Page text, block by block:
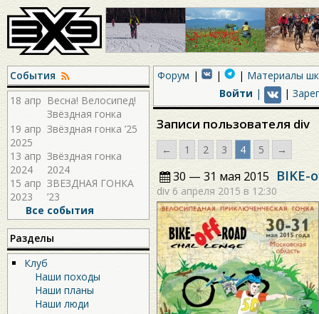
События
18 апр Весна! Велосипед!
Звёздная гонка
2026!
19 апр
2025
Звёздная гонка ’25
13 апр
2024
Звёздная гонка
2024
15 апр
2023
ЗВЕЗДНАЯ ГОНКА
’23
Все события
Разделы
Клуб
Наши походы
Наши планы
Наши люди
Форум
Материалы
Войти | |
Записи пользователя div
← 1 2 3 4 5 →
30 — 31 мая 2015 BIKE-
div 6 апреля 2015 в 12:30